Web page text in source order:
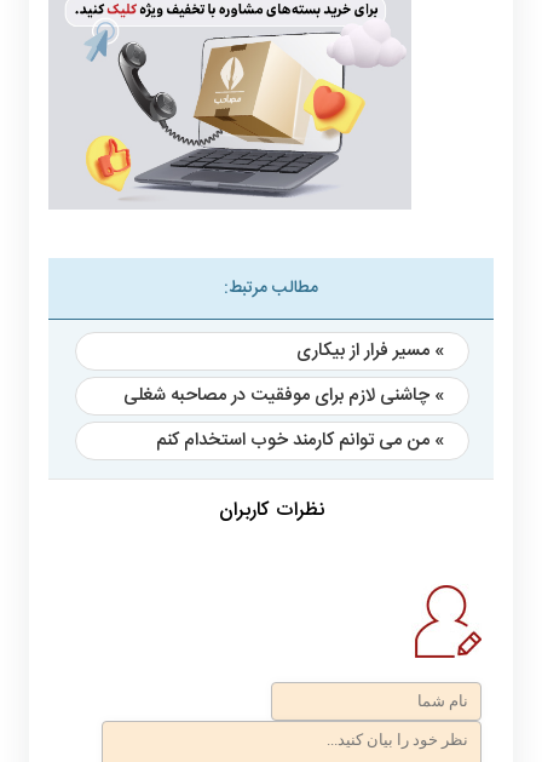
مطالب مرتبط:
» مسیر فرار از بیکاری
» چاشنی لازم برای موفقیت در مصاحبه شغلی
» من می توانم کارمند خوب استخدام کنم
نظرات کاربران